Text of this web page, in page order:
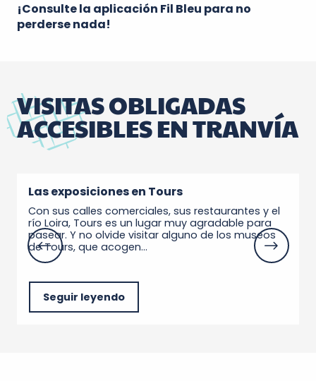
¡Consulte la aplicación Fil Bleu para no
perderse nada!
VISITAS OBLIGADAS
ACCESIBLES EN TRANVÍA
Las exposiciones en Tours
Con sus calles comerciales, sus restaurantes y el
río Loira, Tours es un lugar muy agradable para
pasear. Y no olvide visitar alguno de los museos
de Tours, que acogen...
Seguir leyendo